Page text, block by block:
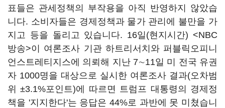
표들은 관세정책의 부작용을 아직 반영하지 않았습
니다. 소비자들은 경제정책과 물가 관리에 불만을 가
지고 등을 돌리고 있습니다. 16일(현지시간) <NBC
방송>이 여론조사 기관 하트리서치와 퍼블릭오피니
언스트레티지스에 의뢰해 지난 7∼11일 미 전국 유권
자 1000명을 대상으로 실시한 여론조사 결과(오차범
위 ±3.1%포인트)에 따르면 트럼프 대통령의 경제정
책을 '지지한다'는 응답은 44%로 과반에 못 미쳤습니